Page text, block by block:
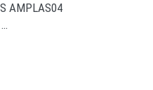
AMPLAS04